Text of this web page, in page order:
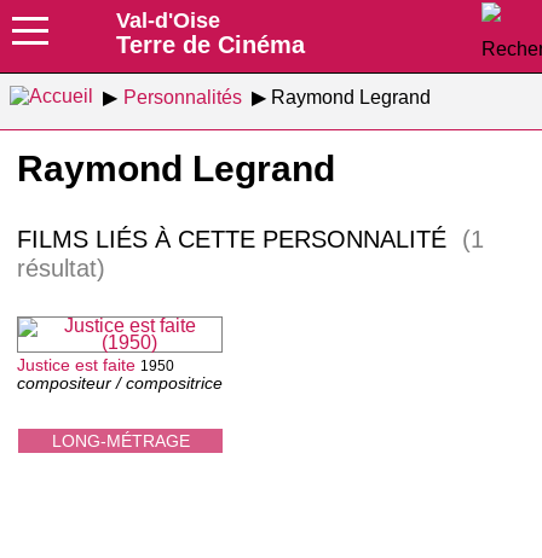
Val-d'Oise
Terre de Cinéma
Personnalités Raymond Legrand
Raymond Legrand
FILMS LIÉS À CETTE PERSONNALITÉ
(1
résultat)
LONG-MÉTRAGE
Justice est faite 1950
compositeur / compositrice